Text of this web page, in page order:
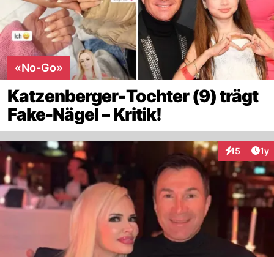
«No-Go»
Katzenberger-Tochter (9) trägt
Fake-Nägel – Kritik!
15 1y